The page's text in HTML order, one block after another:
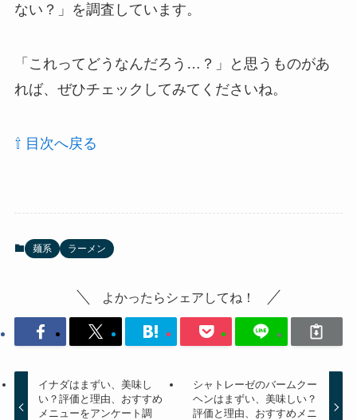
ない？」を調査しています。
「これってどうなんだろう…？」と思うものがあ
れば、ぜひチェックしてみてくださいね。
⇧ 目次へ戻る
麺系 ラーメン
よかったらシェアしてね！
イナダはまずい、美味し
い？評価と理由、おすすめ
メニューをアンケート調
シャトレーゼのバームクー
ヘンはまずい、美味しい？
評価と理由、おすすめメニ